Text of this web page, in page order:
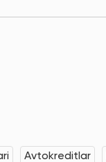
Avtokreditlar